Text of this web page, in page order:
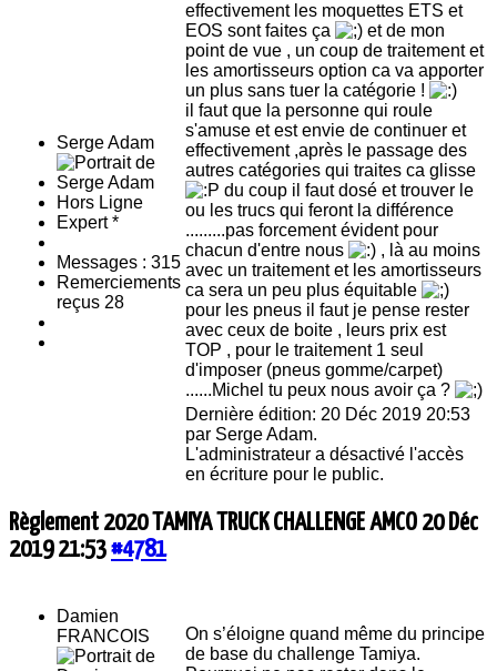
Serge Adam
Hors Ligne
Expert *
Messages : 315
Remerciements
reçus 28
effectivement les moquettes ETS et
EOS sont faites ça
et de mon
point de vue , un coup de traitement et
les amortisseurs option ca va apporter
un plus sans tuer la catégorie !
il faut que la personne qui roule
s'amuse et est envie de continuer et
effectivement ,après le passage des
autres catégories qui traites ca glisse
du coup il faut dosé et trouver le
ou les trucs qui feront la différence
.........pas forcement évident pour
chacun d'entre nous
, là au moins
avec un traitement et les amortisseurs
ca sera un peu plus équitable
pour les pneus il faut je pense rester
avec ceux de boite , leurs prix est
TOP , pour le traitement 1 seul
d'imposer (pneus gomme/carpet)
......Michel tu peux nous avoir ça ?
Dernière édition: 20 Déc 2019 20:53
par Serge Adam.
L'administrateur a désactivé l'accès
en écriture pour le public.
Règlement 2020 TAMIYA TRUCK CHALLENGE AMCO 20 Déc
2019 21:53#4781
Damien
FRANCOIS
On s’éloigne quand même du principe
de base du challenge Tamiya.